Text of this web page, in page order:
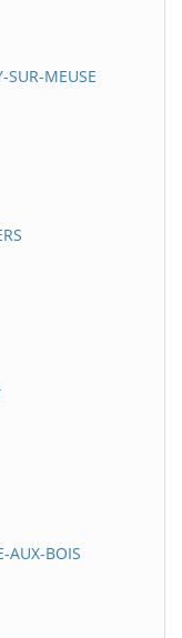
MEUSE
BOIS